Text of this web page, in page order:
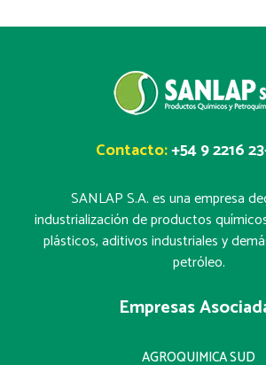
Contacto:+54 9 2216
SANLAP S.A. es una empresa
industrialización de productos
plásticos, aditivos industriales y
petróleo.
Empresas
AGROQUIMICA SUD